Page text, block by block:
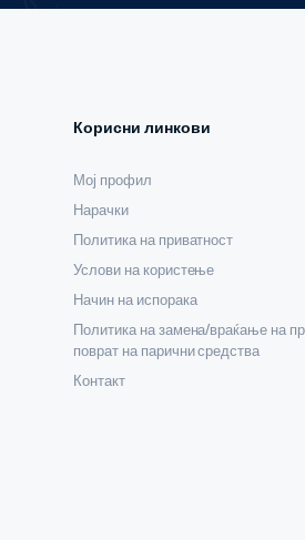
Корисни линкови
Мој профил
Нарачки
Политика на приватност
Услови на користење
Начин на испорака
Политика на замена/враќање на
поврат на парични средства
Контакт